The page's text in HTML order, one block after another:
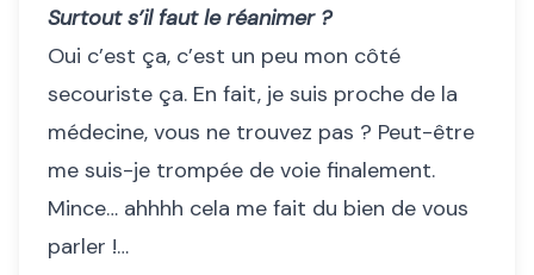
Surtout s’il faut le réanimer ?
Oui c’est ça, c’est un peu mon côté
secouriste ça. En fait, je suis proche de la
médecine, vous ne trouvez pas ? Peut-être
me suis-je trompée de voie finalement.
Mince… ahhhh cela me fait du bien de vous
parler !…